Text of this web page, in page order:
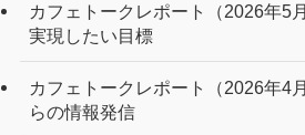
カフェトークレポート（2026年5
実現したい目標
カフェトークレポート（2026年4
らの情報発信